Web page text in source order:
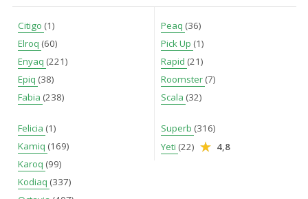
Citigo (1)
Elroq (60)
Enyaq (221)
Epiq (38)
Fabia (238)
Felicia (1)
Kamiq (169)
Karoq (99)
Kodiaq (337)
Peaq (36)
Pick Up (1)
Rapid (21)
Roomster (7)
Scala (32)
Superb (316)
Yeti (22) 4,8